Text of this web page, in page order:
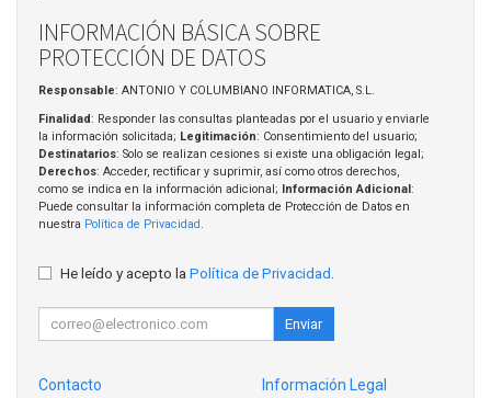
INFORMACIÓN BÁSICA SOBRE
PROTECCIÓN DE DATOS
Responsable: ANTONIO Y COLUMBIANO INFORMATICA, S.L.
Finalidad: Responder las consultas planteadas por el usuario y enviarle
la información solicitada; Legitimación: Consentimiento del usuario;
Destinatarios: Solo se realizan cesiones si existe una obligación legal;
Derechos: Acceder, rectificar y suprimir, así como otros derechos,
como se indica en la información adicional;
Información Adicional :
Puede consultar la información completa de Protección de Datos en
nuestra Política de Privacidad .
He leído y acepto la Política de Privacidad
Enviar
Contacto Información Legal